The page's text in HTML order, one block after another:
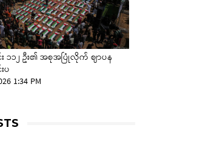
း ၁၁၂ ဦး၏ အစုအပြုံလိုက် ဈာပန
ပ
1:34 PM